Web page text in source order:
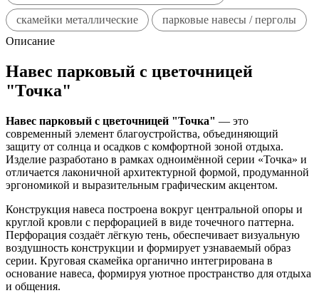
скамейки металлические
парковые навесы / перголы
Описание
Навес парковый с цветочницей
"Точка"
Навес парковый с цветочницей "Точка" — это
современный элемент благоустройства, объединяющий
защиту от солнца и осадков с комфортной зоной отдыха.
Изделие разработано в рамках одноимённой серии «Точка» и
отличается лаконичной архитектурной формой, продуманной
эргономикой и выразительным графическим акцентом.
Конструкция навеса построена вокруг центральной опоры и
круглой кровли с перфорацией в виде точечного паттерна.
Перфорация создаёт лёгкую тень, обеспечивает визуальную
воздушность конструкции и формирует узнаваемый образ
серии. Круговая скамейка органично интегрирована в
основание навеса, формируя уютное пространство для отдыха
и общения.